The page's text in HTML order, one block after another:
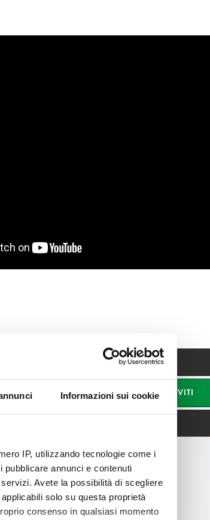
Informazioni sui cookie
IP, utilizzando tecnologie come i
annunci e contenuti
Avete la possibilità di scegliere
solo su questa proprietà
consenso in qualsiasi momento
ISCRIVITI